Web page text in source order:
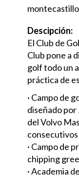
Descipción:
El Club de
Club pone a
golf todo un
práctica de
· Campo de
diseñado por
del Volvo
· Campo de
chipping
· Academia